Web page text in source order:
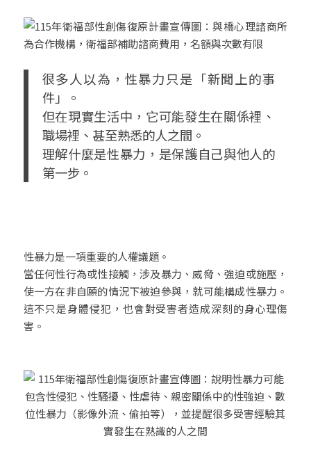
很多人以為，性暴力只是「新聞上的事
件」。
但在現實生活中，它可能發生在關係裡、
職場裡、甚至熟悉的人之間。
理解什麼是性暴力，是保護自己與他人的
第一步。
性暴力是一項重要的人權議題。
當任何性行為或性接觸，涉及暴力、威脅、強迫或施壓，
使一方在非自願的情況下被迫參與，就可能構成性暴力。
這不只是身體侵犯，也會對受害者造成深刻的身心理傷
害。